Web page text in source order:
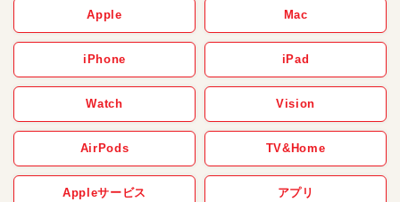
Apple Mac
iPhone iPad
Watch Vision
AirPods TV&Home
Appleサービス アプリ